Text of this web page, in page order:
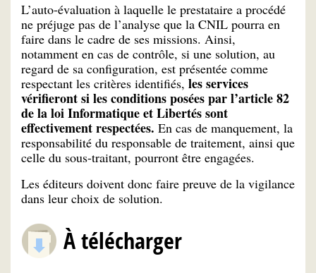
L’auto-évaluation à laquelle le prestataire a procédé
ne préjuge pas de l’analyse que la CNIL pourra en
faire dans le cadre de ses missions. Ainsi,
notamment en cas de contrôle, si une solution, au
regard de sa configuration, est présentée comme
respectant les critères identifiés, les services
vérifieront si les conditions posées par l’article 82
de la loi Informatique et Libertés sont
effectivement respectées. En cas de manquement, la
responsabilité du responsable de traitement, ainsi que
celle du sous-traitant, pourront être engagées.
Les éditeurs doivent donc faire preuve de la vigilance
dans leur choix de solution.
À télécharger